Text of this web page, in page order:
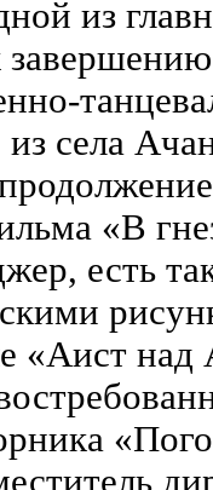
из
села
«В
есть
«Аист над